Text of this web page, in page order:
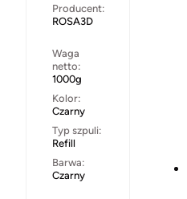
Producent:
ROSA3D
Waga
netto:
1000g
Kolor:
Czarny
Typ szpuli:
Refill
Barwa:
Czarny